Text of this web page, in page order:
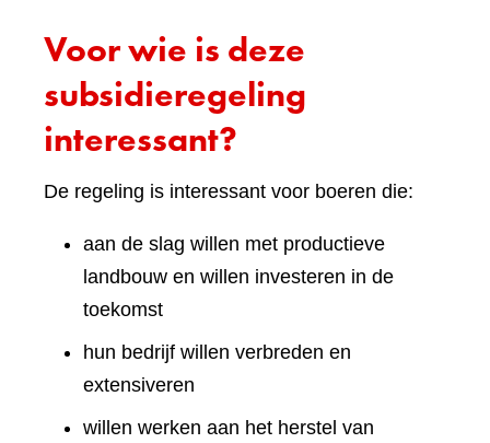
Voor wie is deze
subsidieregeling
interessant?
De regeling is interessant voor boeren die:
aan de slag willen met productieve
landbouw en willen investeren in de
toekomst
hun bedrijf willen verbreden en
extensiveren
willen werken aan het herstel van